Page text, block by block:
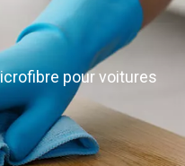
pour voitures